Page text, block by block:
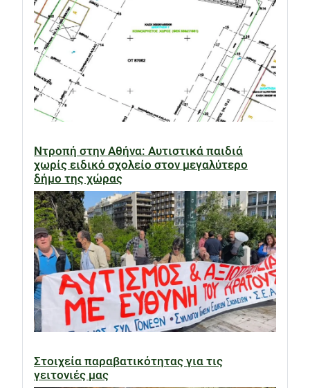
Ντροπή στην Αθήνα: Αυτιστικά παιδιά
χωρίς ειδικό σχολείο στον μεγαλύτερο
δήμο της χώρας
Στοιχεία παραβατικότητας για τις
γειτονιές μας